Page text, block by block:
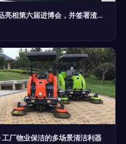
康明斯携Accelera核心产品亮相第六届进博会，并签署渣土车领域合作协议
厂物业保洁的多场景清洁利器